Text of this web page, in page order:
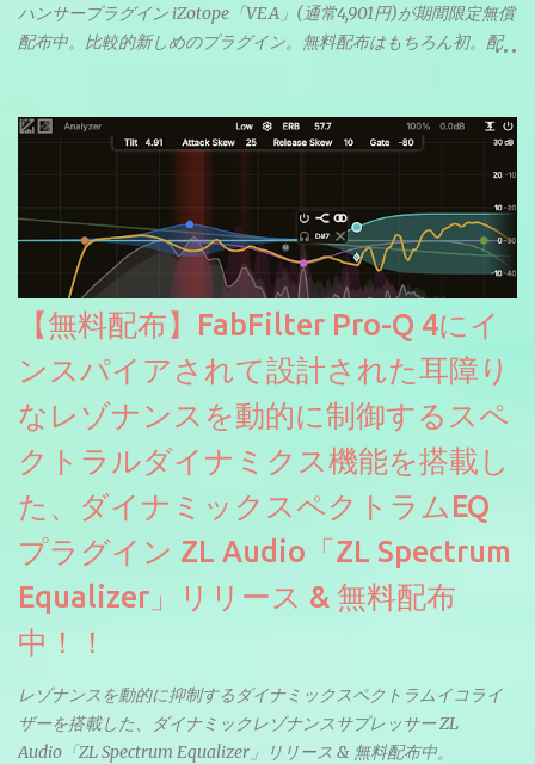
ハンサープラグイン iZotope「VEA」(通常4,901円)が期間限定無償
配布中。比較的新しめのプラグイン。無料配布はもちろん初。配
【無料配布】FabFilter Pro-Q 4にイ
ンスパイアされて設計された耳障り
なレゾナンスを動的に制御するスペ
クトラルダイナミクス機能を搭載し
た、ダイナミックスペクトラムEQ
プラグイン ZL Audio「ZL Spectrum
Equalizer」リリース & 無料配布
中！！
レゾナンスを動的に抑制するダイナミックスペクトラムイコライ
ザーを搭載した、ダイナミックレゾナンスサプレッサー ZL
Audio「ZL Spectrum Equalizer」リリース & 無料配布中。